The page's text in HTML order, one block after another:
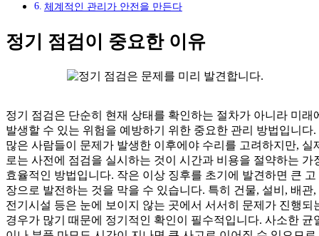
체계적인 관리가 안전을 만든다
정기 점검이 중요한 이유
정기 점검은 단순히 현재 상태를 확인하는 절차가 아니라 미래
발생할 수 있는 위험을 예방하기 위한 중요한 관리 방법입니다.
많은 사람들이 문제가 발생한 이후에야 수리를 고려하지만, 실
로는 사전에 점검을 실시하는 것이 시간과 비용을 절약하는 가
효율적인 방법입니다. 작은 이상 징후를 초기에 발견하면 큰 고
장으로 발전하는 것을 막을 수 있습니다. 특히 건물, 설비, 배관,
전기시설 등은 눈에 보이지 않는 곳에서 서서히 문제가 진행되
경우가 많기 때문에 정기적인 확인이 필수적입니다. 사소한 균